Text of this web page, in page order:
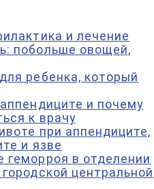
и лечение
побольше овощей,
ребенка, который
и почему
к врачу
при аппендиците,
и язве
геморроя в отделении
центральной